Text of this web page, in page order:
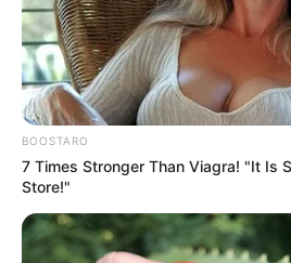
BOOSTARO
7 Times Stronger Than Viagra! "It Is
Store!"